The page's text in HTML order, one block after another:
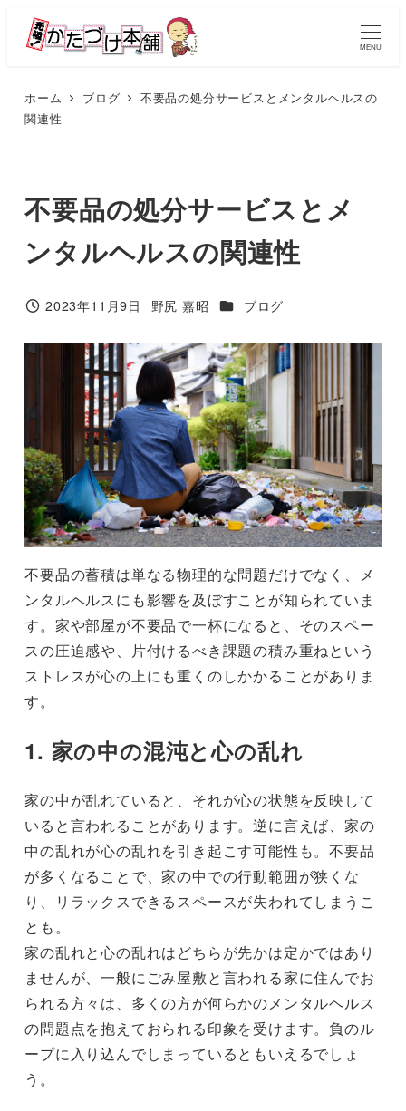
MENU
ホーム ブログ
不要品の処分サービスとメンタルヘルスの
関連性
不要品の処分サービスとメ
ンタルヘルスの関連性
投稿日
2023年11月9日
著
野尻 嘉昭 カテゴリー
ブログ
不要品の蓄積は単なる物理的な問題だけでなく、メ
ンタルヘルスにも影響を及ぼすことが知られていま
す。家や部屋が不要品で一杯になると、そのスペー
スの圧迫感や、片付けるべき課題の積み重ねという
ストレスが心の上にも重くのしかかることがありま
す。
1. 家の中の混沌と心の乱れ
家の中が乱れていると、それが心の状態を反映して
いると言われることがあります。逆に言えば、家の
中の乱れが心の乱れを引き起こす可能性も。不要品
が多くなることで、家の中での行動範囲が狭くな
り、リラックスできるスペースが失われてしまうこ
とも。
家の乱れと心の乱れはどちらが先かは定かではあり
ませんが、一般にごみ屋敷と言われる家に住んでお
られる方々は、多くの方が何らかのメンタルヘルス
の問題点を抱えておられる印象を受けます。負のル
ープに入り込んでしまっているともいえるでしょ
う。